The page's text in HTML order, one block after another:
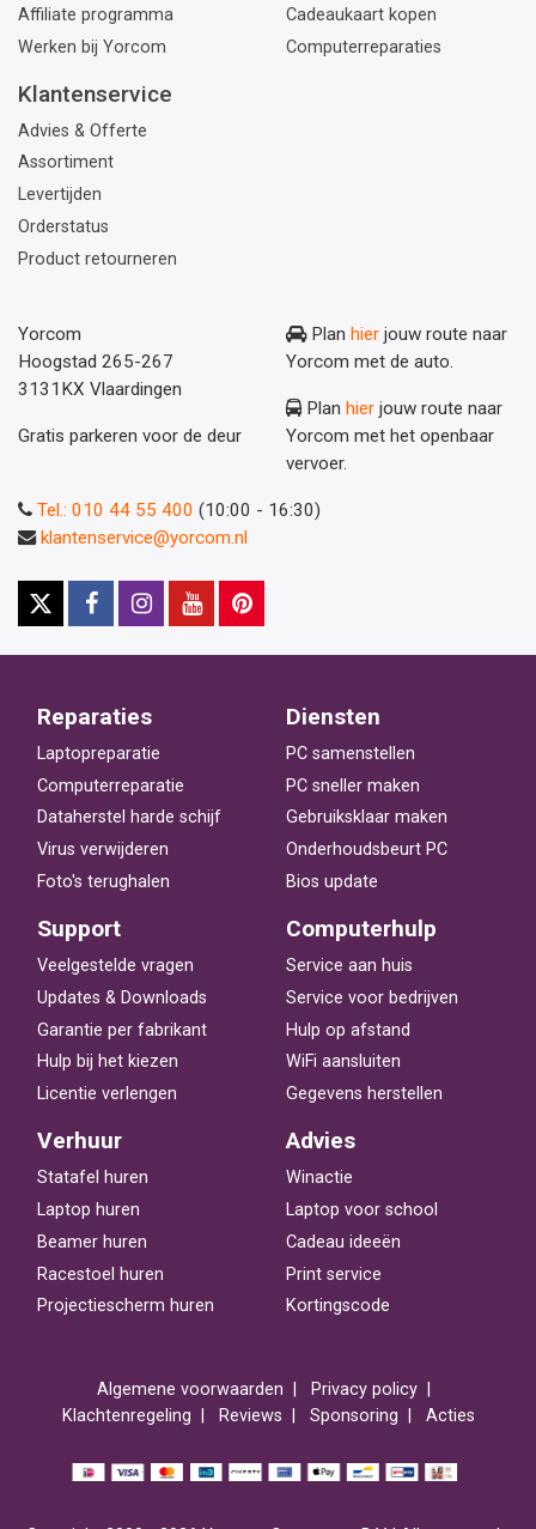
Affiliate programma
Werken bij Yorcom
Cadeaukaart kopen
Computerreparaties
Klantenservice
Advies & Offerte
Assortiment
Levertijden
Orderstatus
Product retourneren
Yorcom
Hoogstad 265-267
3131KX Vlaardingen
Gratis parkeren voor de deur
Plan hier jouw route naar
Yorcom met de auto.
Plan hier jouw route naar
Yorcom met het openbaar
vervoer.
Tel.: 010 44 55 400 (10:00 - 16:30)
klantenservice@yorcom.nl
Reparaties
Laptopreparatie
Computerreparatie
Dataherstel harde schijf
Virus verwijderen
Foto's terughalen
Diensten
PC samenstellen
PC sneller maken
Gebruiksklaar maken
Onderhoudsbeurt PC
Bios update
Support
Veelgestelde vragen
Updates & Downloads
Garantie per fabrikant
Hulp bij het kiezen
Licentie verlengen
Computerhulp
Service aan huis
Service voor bedrijven
Hulp op afstand
WiFi aansluiten
Gegevens herstellen
Verhuur
Statafel huren
Laptop huren
Beamer huren
Racestoel huren
Projectiescherm huren
Advies
Winactie
Laptop voor school
Cadeau ideeën
Print service
Kortingscode
Algemene voorwaarden
Privacy policy
Klachtenregeling
Reviews Sponsoring Acties